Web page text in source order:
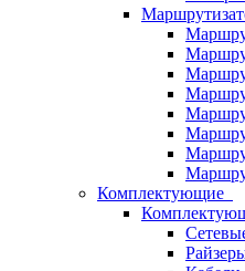
Комплектующие